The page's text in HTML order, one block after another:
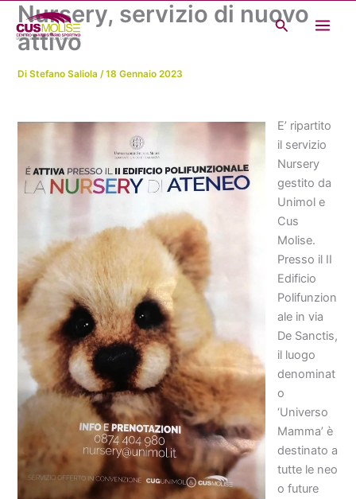
contenuto
Cerca
Nursery, servizio di nuovo
attivo
DiStefano Saliola/18 Gennaio 2023
E’ ripartito
il servizio
Nursery
gestito da
Unimol e
Cus
Molise.
Presso il II
Edificio
Polifunzion
ale in via
De Sanctis,
il luogo
denominat
o
‘Universo
Mamma’ è
destinato a
tutte le neo
o future